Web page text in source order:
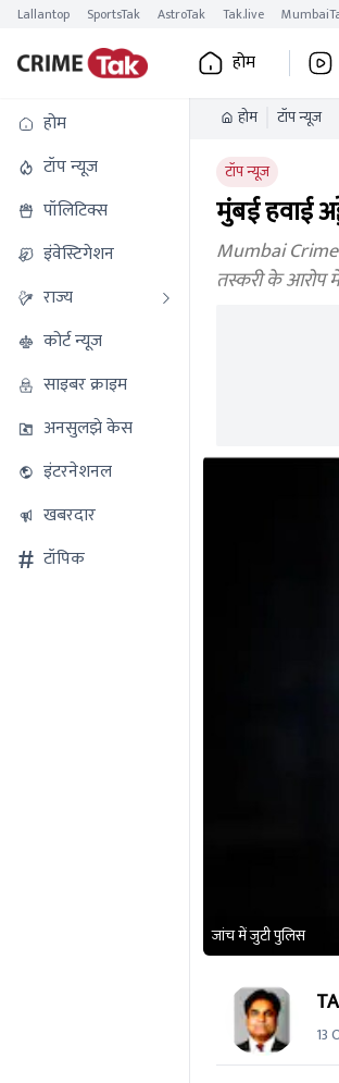
Lallantop SportsTak AstroTak Tak.live
होम
होम
टॉप न्यूज
पॉलिटिक्स
इंवेस्टिगेशन
राज्य
कोर्ट न्यूज
साइबर क्राइम
अनसुलझे केस
इंटरनेशनल
खबरदार
टॉपिक
होम टॉप न्यूज
टॉप न्यूज
मुंबई हवाई
Mumbai Crime
तस्करी के आरोप में
जांच में जुटी पुलिस
13